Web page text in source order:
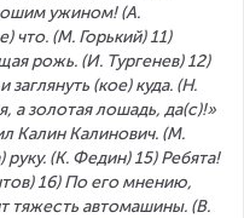
ужином! (А.
что. (М. Горький) 11)
рожь. (И. Тургенев) 12)
(кое) куда. (Н.
а золотая лошадь, да(с)!»
Калин Калинович. (М.
(К. Федин) 15) Ребята!
16) По его мнению,
тяжесть автомашины. (В.